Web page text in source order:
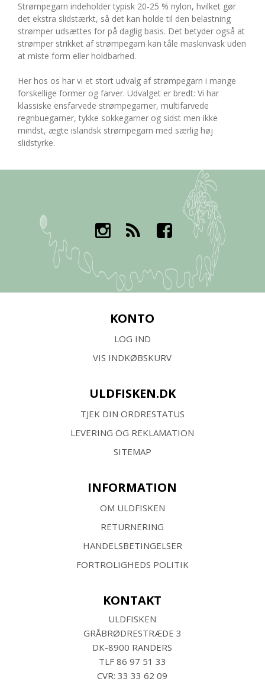
Strømpegarn indeholder typisk 20-25 % nylon, hvilket gør
det ekstra slidstærkt, så det kan holde til den belastning
strømper udsættes for på daglig basis. Det betyder også at
strømper strikket af strømpegarn kan tåle maskinvask uden
at miste form eller holdbarhed.
Her hos os har vi et stort udvalg af strømpegarn i mange
forskellige former og farver. Udvalget er bredt: Vi har
klassiske ensfarvede strømpegarner, multifarvede
regnbuegarner, tykke sokkegarner og sidst men ikke
mindst, ægte islandsk strømpegarn med særlig høj
slidstyrke.
KONTO
LOG IND
VIS INDKØBSKURV
ULDFISKEN.DK
TJEK DIN ORDRESTATUS
LEVERING OG REKLAMATION
SITEMAP
INFORMATION
OM ULDFISKEN
RETURNERING
HANDELSBETINGELSER
FORTROLIGHEDS POLITIK
KONTAKT
ULDFISKEN
GRÅBRØDRESTRÆDE 3
DK-8900 RANDERS
TLF 86 97 51 33
CVR: 33 33 62 09